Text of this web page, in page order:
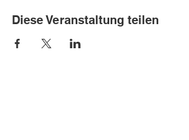
Diese Veranstaltung teilen